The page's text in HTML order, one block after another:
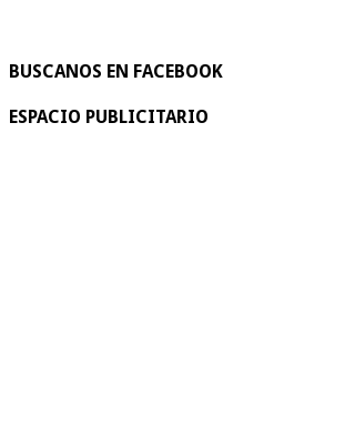
BUSCANOS EN FACEBOOK
ESPACIO PUBLICITARIO